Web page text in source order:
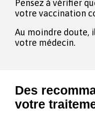
Pensez à vérifier
votre vaccination
Au moindre doute,
votre médecin.
Des
votre